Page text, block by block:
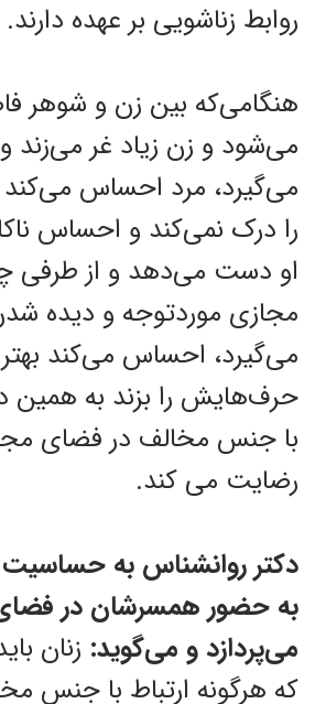
روابط زناشویی بر عهده ‌دارند.
هنگامی‌که بین زن و شوهر
می‌شود و زن زیاد غر می‌زند و
می‌گیرد، مرد احساس
را درک نمی‌کند و احساس
او دست می‌دهد و از طرفی
مجازی موردتوجه و دیده
می‌گیرد، احساس می‌کند
حرف‌هایش را بزند به همین
با جنس مخالف در فضای
رضایت می کند.
دکتر روانشناس به حساسیت
به حضور همسرشان در
می‌پردازد و می‌گوید: زنان
که هرگونه ارتباط با جنس